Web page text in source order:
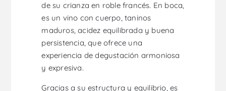
de su crianza en roble francés. En boca,
es un vino con cuerpo, taninos
maduros, acidez equilibrada y buena
persistencia, que ofrece una
experiencia de degustación armoniosa
y expresiva.
Gracias a su estructura y equilibrio, es